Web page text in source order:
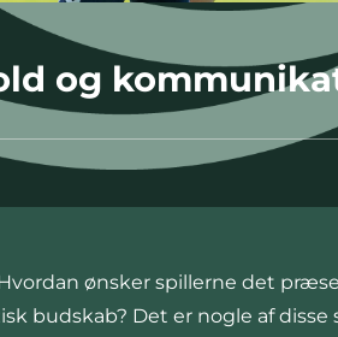
og
ønsker spillerne det
budskab? Det er nogle af disse